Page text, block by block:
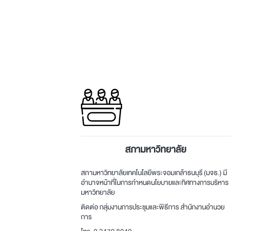
สภามหาวิทยาลัย
สภามหาวิทยาลัยเทคโนโลยีพระจอมเกล้าธนบุรี (มจธ.) มี
อำนาจหน้าที่ในการกำหนดนโยบายและทิศทางการบริหาร
มหาวิทยาลัย
ติดต่อ กลุ่มงานการประชุมและพิธีการ สำนักงานอำนวย
การ